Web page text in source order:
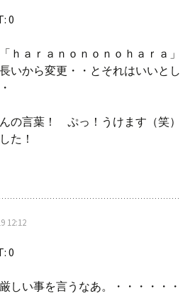
0
ｈａｒａｎｏｎｏｎｏｈａｒａ」
いから変更・・とそれはいいとし
の言葉！ ぷっ！うけます（笑）
た！
12:12
0
しい事を言うなあ。・・・・・・